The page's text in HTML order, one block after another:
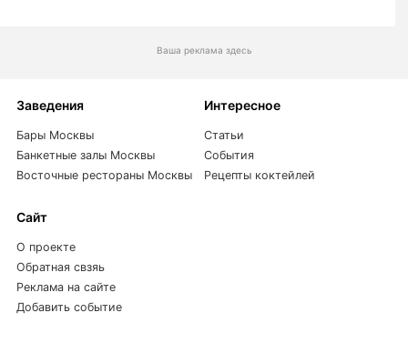
Ваша реклама здесь
Заведения
Бары Москвы
Банкетные залы Москвы
Восточные рестораны Москвы
Интересное
Статьи
События
Рецепты коктейлей
Сайт
О проекте
Обратная свзяь
Реклама на сайте
Добавить событие